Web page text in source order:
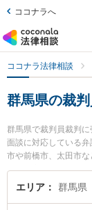
ココナラへ
ココナラ法律相談
群馬県の裁
群馬県で裁判員裁判
面談に対応している
市や前橋市、太田市
する加害者側や少年
でき便利です。特に
エリア 群馬県